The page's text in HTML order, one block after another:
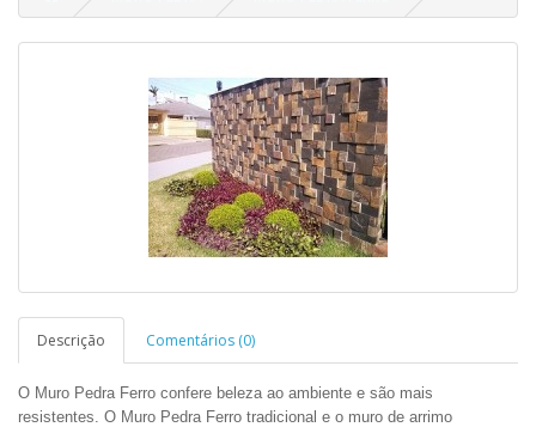
Descrição Comentários (0)
O Muro Pedra Ferro confere beleza ao ambiente e são mais
resistentes. O Muro Pedra Ferro tradicional e o muro de arrimo